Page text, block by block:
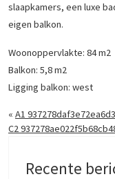
slaapkamers, een luxe
eigen balkon.
Woonoppervlakte: 84 m2
Balkon: 5,8 m2
Ligging balkon: west
« A1
C2
Recente